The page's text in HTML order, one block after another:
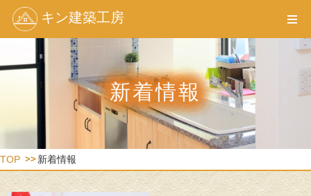
キン建築工房
新着情報
TOP 新着情報